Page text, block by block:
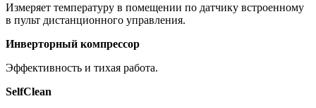
Измеряет температуру в помещении по датчику встроенному
в пульт дистанционного управления.
Инверторный компрессор
Эффективность и тихая работа.
SelfClean